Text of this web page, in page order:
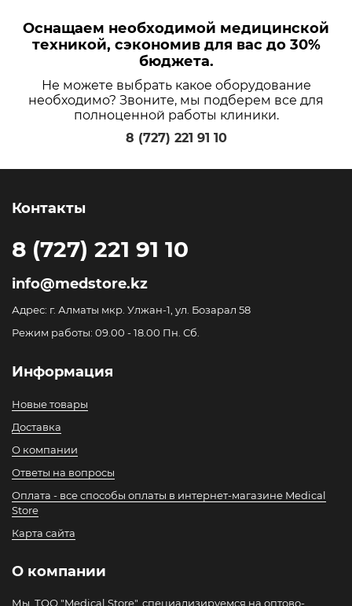
Оснащаем необходимой медицинской
техникой, сэкономив для вас до 30%
бюджета.
Не можете выбрать какое оборудование
необходимо? Звоните, мы подберем все для
полноценной работы клиники.
8 (727) 221 91 10
Контакты
8 (727) 221 91 10
info@medstore.kz
Адрес: г. Алматы мкр. Улжан-1, ул. Бозарал 58
Режим работы: 09.00 - 18.00 Пн. Сб.
Информация
Новые товары
Доставка
О компании
Ответы на вопросы
Оплата - все способы оплаты в интернет-магазине Medical
Store
Карта сайта
О компании
Мы, ТОО "Medical Store", специализируемся на оптово-